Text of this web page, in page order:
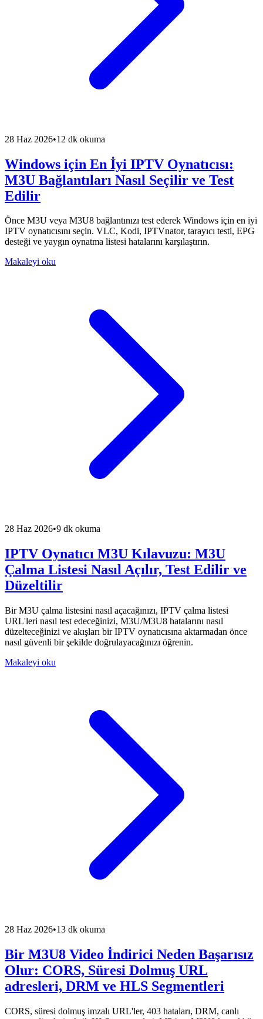
28 Haz 2026•12 dk okuma
Windows için En İyi IPTV Oynatıcısı:
M3U Bağlantıları Nasıl Seçilir ve Test
Edilir
Önce M3U veya M3U8 bağlantınızı test ederek Windows için en iyi
IPTV oynatıcısını seçin. VLC, Kodi, IPTVnator, tarayıcı testi, EPG
desteği ve yaygın oynatma listesi hatalarını karşılaştırın.
Makaleyi oku
28 Haz 2026•9 dk okuma
IPTV Oynatıcı M3U Kılavuzu: M3U
Çalma Listesi Nasıl Açılır, Test Edilir ve
Düzeltilir
Bir M3U çalma listesini nasıl açacağınızı, IPTV çalma listesi
URL'leri nasıl test edeceğinizi, M3U/M3U8 hatalarını nasıl
düzelteceğinizi ve akışları bir IPTV oynatıcısına aktarmadan önce
nasıl güvenli bir şekilde doğrulayacağınızı öğrenin.
Makaleyi oku
28 Haz 2026•13 dk okuma
Bir M3U8 Video İndirici Neden Başarısız
Olur: CORS, Süresi Dolmuş URL
adresleri, DRM ve HLS Segmentleri
CORS, süresi dolmuş imzalı URL'ler, 403 hataları, DRM, canlı